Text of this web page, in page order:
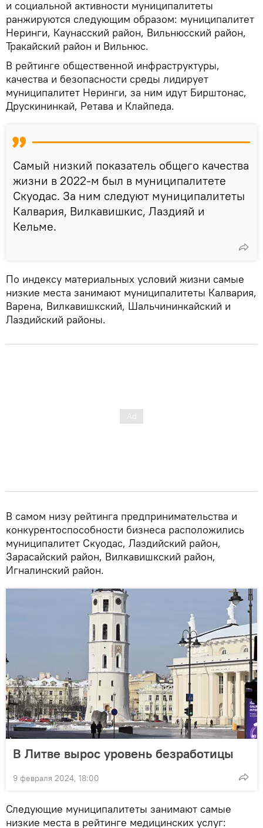
и социальной активности муниципалитеты
ранжируются следующим образом: муниципалитет
Неринги, Каунасский район, Вильнюсский район,
Тракайский район и Вильнюс.
В рейтинге общественной инфраструктуры,
качества и безопасности среды лидирует
муниципалитет Неринги, за ним идут Бирштонас,
Друскининкай, Ретава и Клайпеда.
Самый низкий показатель общего качества
жизни в 2022-м был в муниципалитете
Скуодас. За ним следуют муниципалитеты
Калвария, Вилкавишкис, Лаздияй и
Кельме.
По индексу материальных условий жизни самые
низкие места занимают муниципалитеты Калвария,
Варена, Вилкавишкский, Шальчининкaйский и
Лаздийский районы.
В самом низу рейтинга предпринимательства и
конкурентоспособности бизнеса расположились
муниципалитет Скуодac, Лаздийский район,
Зарасайский район, Вилкавишкский район,
Игналинский район.
В Литве вырос уровень безработицы
9 февраля 2024, 18:00
Следующие муниципалитеты занимают самые
низкие места в рейтинге медицинских услуг: